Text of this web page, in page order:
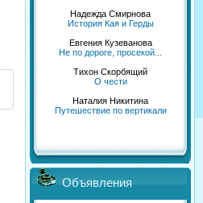
Надежда Смирнова
История Кая и Герды
Евгения Кузеванова
Не по дороге, просекой...
Тихон Скорбящий
О чести
Наталия Никитина
Путешествие по вертикали
Объявления